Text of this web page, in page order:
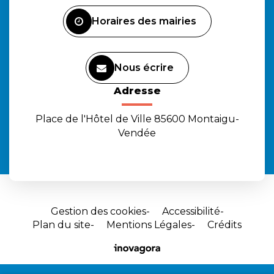
Horaires des mairies
Nous écrire
Adresse
Place de l'Hôtel de Ville 85600 Montaigu-
Vendée
Gestion des cookies
Accessibilité
Plan du site
Mentions Légales
Crédits
Site
réalisé